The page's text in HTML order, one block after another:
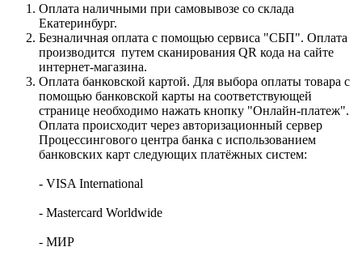
Оплата наличными при самовывозе со склада
Екатеринбург.
Безналичная оплата с помощью сервиса "СБП". Оплата
производится путем сканирования QR кода на сайте
интернет-магазина.
Оплата банковской картой. Для выбора оплаты товара с
помощью банковской карты на соответствующей
странице необходимо нажать кнопку "Онлайн-платеж".
Оплата происходит через авторизационный сервер
Процессингового центра банка с использованием
банковских карт следующих платёжных систем:
- VISA International
- Mastercard Worldwide
- МИР